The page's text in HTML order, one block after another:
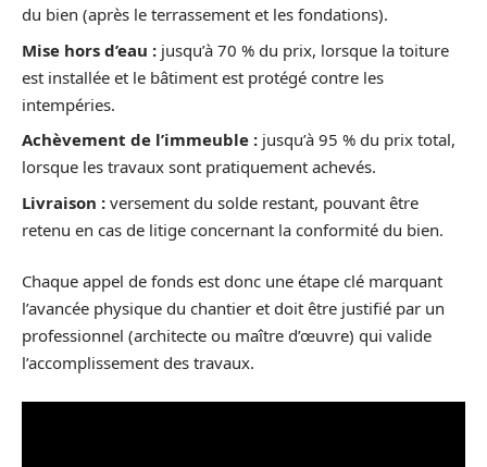
du bien (après le terrassement et les fondations).
Mise hors d’eau : jusqu’à 70 % du prix, lorsque la toiture
est installée et le bâtiment est protégé contre les
intempéries.
Achèvement de l’immeuble : jusqu’à 95 % du prix total,
lorsque les travaux sont pratiquement achevés.
Livraison : versement du solde restant, pouvant être
retenu en cas de litige concernant la conformité du bien.
Chaque appel de fonds est donc une étape clé marquant
l’avancée physique du chantier et doit être justifié par un
professionnel (architecte ou maître d’œuvre) qui valide
l’accomplissement des travaux.